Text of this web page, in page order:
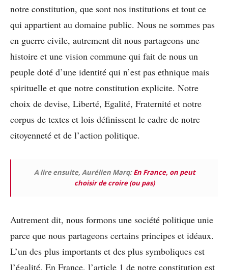
notre constitution, que sont nos institutions et tout ce
qui appartient au domaine public. Nous ne sommes pas
en guerre civile, autrement dit nous partageons une
histoire et une vision commune qui fait de nous un
peuple doté d’une identité qui n’est pas ethnique mais
spirituelle et que notre constitution explicite. Notre
choix de devise, Liberté, Egalité, Fraternité et notre
corpus de textes et lois définissent le cadre de notre
citoyenneté et de l’action politique.
A lire ensuite, Aurélien Marq:En France, on peut
choisir de croire (ou pas)
Autrement dit, nous formons une société politique unie
parce que nous partageons certains principes et idéaux.
L’un des plus importants et des plus symboliques est
l’égalité. En France, l’article 1 de notre constitution est